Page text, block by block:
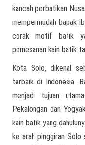
kancah perbatikan
mempermudah bapak
corak motif batik
pemesanan kain batik
Kota Solo, dikenal
terbaik di Indonesia.
menjadi tujuan
Pekalongan dan
kain batik yang
ke arah pinggiran Solo